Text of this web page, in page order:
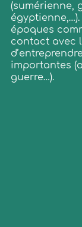
(sumérienne,
époques
contact avec
importantes
guerre…).